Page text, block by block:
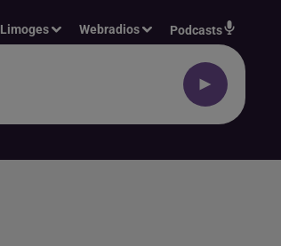
Limoges Webradios Podcasts